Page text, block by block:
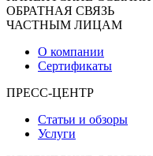
ОБРАТНАЯ СВЯЗЬ
ЧАСТНЫМ ЛИЦАМ
О компании
Сертификаты
ПРЕСС-ЦЕНТР
Статьи и обзоры
Услуги